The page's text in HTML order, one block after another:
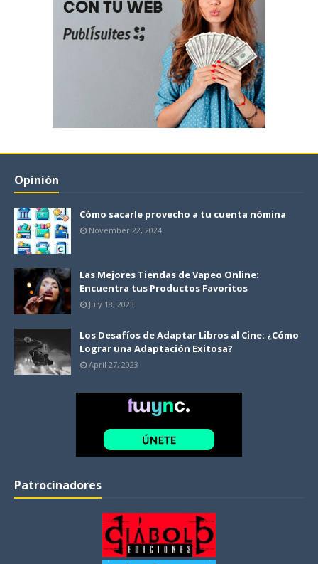
Opinión
Cómo sacarle provecho a tu cuenta nómina
November 22, 2024
Las Mejores Tiendas de Vapeo Online:
Encuentra tus Productos Favoritos
July 18, 2023
Los Desafíos de Adaptar Libros al Cine: ¿Cómo
Lograr una Adaptación Exitosa?
April 27, 2023
Patrocinadores